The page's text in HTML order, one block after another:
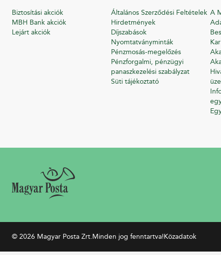
Biztosítási akciók
MBH Bank akciók
Lejárt akciók
Általános Szerződési Feltételek
Hirdetmények
Díjszabások
Nyomtatványminták
Pénzmosás-megelőzés
Pénzforgalmi, pénzügyi
panaszkezelési szabályzat
Süti tájékoztató
A
© 2026 Magyar Posta Zrt.Minden jog fenntartva!Közadatok